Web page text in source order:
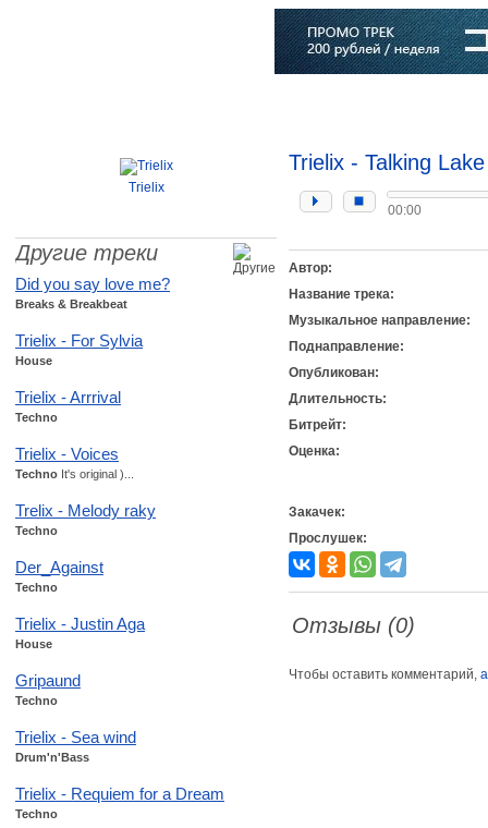
Trielix
Другие треки
Did you say love me?
Breaks & Breakbeat
Trielix - For Sylvia
House
Trielix - Arrrival
Techno
Trielix - Voices
Techno It's original )...
Trelix - Melody raky
Techno
Der_Against
Techno
Trielix - Justin Aga
House
Gripaund
Techno
Trielix - Sea wind
Drum'n'Bass
Trielix - Requiem for a Dream
Techno
Trielix - Talking Lake
00:00
Автор:
Название трека:
Музыкальное направление:
Поднаправление:
Опубликован:
Длительность:
Битрейт:
Оценка:
Закачек:
Прослушек:
Отзывы (0)
Чтобы оставить комментарий,